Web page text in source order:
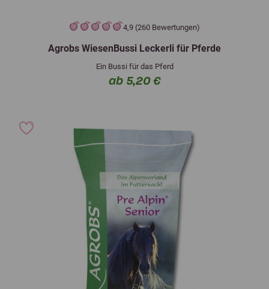
4,9 (260 Bewertungen)
Agrobs WiesenBussi Leckerli für Pferde
Ein Bussi für das Pferd
ab 5,20 €